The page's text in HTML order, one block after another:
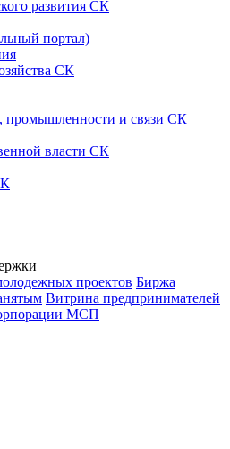
развития СК
портал)
СК
промышленности и связи СК
власти СК
проектов Биржа
Витрина предпринимателей
МСП